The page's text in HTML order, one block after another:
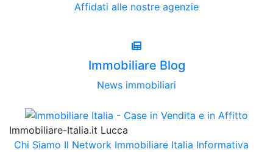
Affidati alle nostre agenzie
Immobiliare Blog
News immobiliari
Immobiliare-Italia.it Lucca
Chi Siamo Il Network Immobiliare Italia Informativa